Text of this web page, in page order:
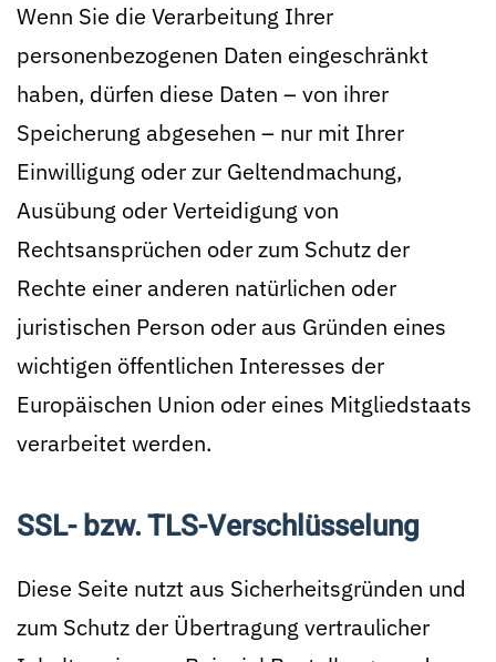
Wenn Sie die Verarbeitung Ihrer
personenbezogenen Daten eingeschränkt
haben, dürfen diese Daten – von ihrer
Speicherung abgesehen – nur mit Ihrer
Einwilligung oder zur Geltendmachung,
Ausübung oder Verteidigung von
Rechtsansprüchen oder zum Schutz der
Rechte einer anderen natürlichen oder
juristischen Person oder aus Gründen eines
wichtigen öffentlichen Interesses der
Europäischen Union oder eines Mitgliedstaats
verarbeitet werden.
SSL- bzw. TLS-Verschlüsselung
Diese Seite nutzt aus Sicherheitsgründen und
zum Schutz der Übertragung vertraulicher